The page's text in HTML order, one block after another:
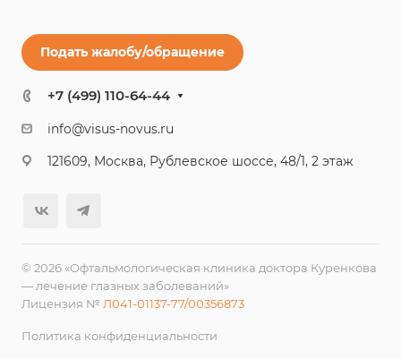
Подать жалобу/обращение
+7 (499) 110-64-44
info@visus-novus.ru
121609, Москва, Рублевское шоссе, 48/1, 2 этаж
© 2026 «Офтальмологическая клиника доктора Куренкова
— лечение глазных заболеваний»
Лицензия № Л041-01137-77/00356873
Политика конфиденциальности